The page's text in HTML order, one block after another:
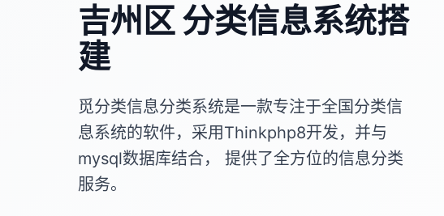
吉州区 分类信息系统搭
建
觅分类信息分类系统是一款专注于全国分类信
息系统的软件，采用Thinkphp8开发，并与
mysql数据库结合， 提供了全方位的信息分类
服务。